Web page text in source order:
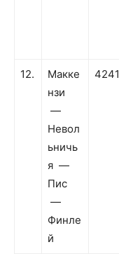
12.
Макке
нзи
—
Невол
ьничь
я —
Пис
—
Финле
й
4241